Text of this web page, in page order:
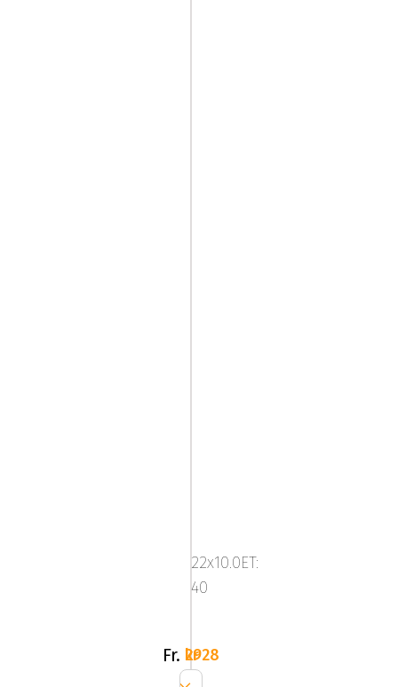
22x10.0ET:
40
Fr. 2928 kr